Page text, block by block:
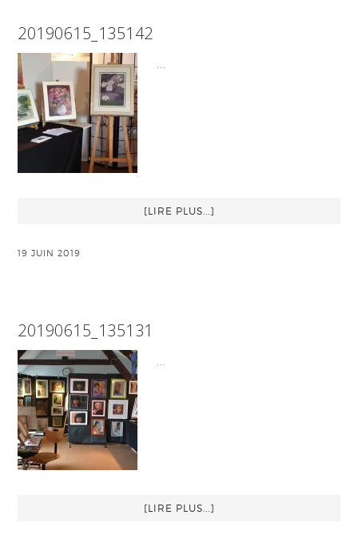
20190615_135142
…
[LIRE PLUS...]
19 JUIN 2019
20190615_135131
…
[LIRE PLUS...]